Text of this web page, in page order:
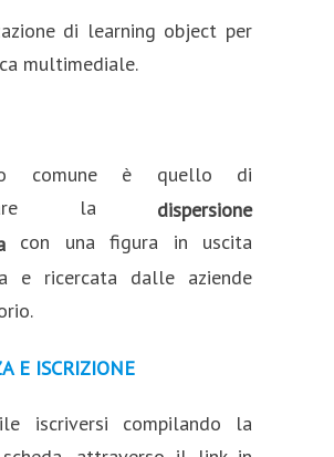
di learning object per
multimediale.
comune è quello di
la dispersione
con una figura in uscita
e ricercata dalle aziende
E ISCRIZIONE
iscriversi compilando la